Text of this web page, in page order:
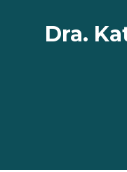
Dra.